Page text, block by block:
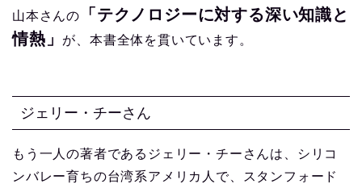
山本さんの
「テクノロジーに対する深い知識と
情熱」
が、本書全体を貫いています。
ジェリー・チーさん
もう一人の著者であるジェリー・チーさんは、シリコ
ンバレー育ちの台湾系アメリカ人で、スタンフォード